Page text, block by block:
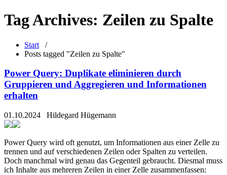
Tag Archives: Zeilen zu Spalte
Start /
Posts tagged "Zeilen zu Spalte"
Power Query: Duplikate eliminieren durch
Gruppieren und Aggregieren und Informationen
erhalten
01.10.2024 Hildegard Hügemann
Power Query wird oft genutzt, um Informationen aus einer Zelle zu
trennen und auf verschiedenen Zeilen oder Spalten zu verteilen.
Doch manchmal wird genau das Gegenteil gebraucht. Diesmal muss
ich Inhalte aus mehreren Zeilen in einer Zelle zusammenfassen: